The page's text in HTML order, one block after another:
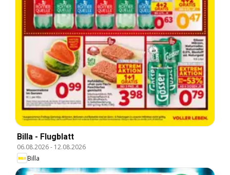
Billa - Flugblatt
06.08.2026- 12.08.2026
Billa